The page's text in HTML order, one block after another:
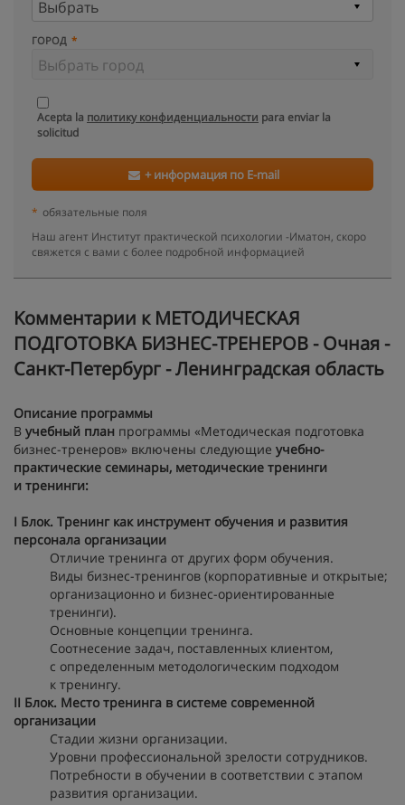
ГОРОД
Acepta la политику конфиденциальности para enviar la
solicitud
+ информация по E-mail
* обязательные поля
Наш агент Институт практической психологии -Иматон, скоро
свяжется с вами с более подробной информацией
Kомментарии к МЕТОДИЧЕСКАЯ
ПОДГОТОВКА БИЗНЕС-ТРЕНЕРОВ - Очная -
Санкт-Петербург - Ленинградская область
Описание программы
В учебный план программы «Методическая подготовка
бизнес-тренеров» включены следующие учебно-
практические семинары, методические тренинги
и тренинги:
I Блок. Тренинг как инструмент обучения и развития
персонала организации
Отличие тренинга от других форм обучения.
Виды бизнес-тренингов (корпоративные и открытые;
организационно и бизнес-ориентированные
тренинги).
Основные концепции тренинга.
Соотнесение задач, поставленных клиентом,
с определенным методологическим подходом
к тренингу.
II Блок. Место тренинга в системе современной
организации
Стадии жизни организации.
Уровни профессиональной зрелости сотрудников.
Потребности в обучении в соответствии с этапом
развития организации.